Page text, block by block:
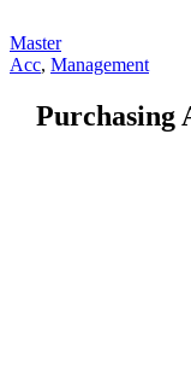
Master
Acc, Management
Purchasing